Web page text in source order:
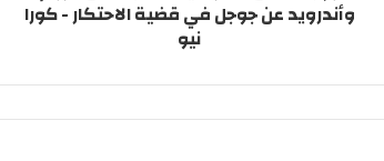
وأندرويد عن جوجل في قضية الاحتكار - كورا
نيو